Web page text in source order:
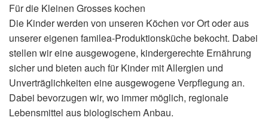
Für die Kleinen Grosses kochen
Die Kinder werden von unseren Köchen vor Ort oder aus
unserer eigenen familea-Produktionsküche bekocht. Dabei
stellen wir eine ausgewogene, kindergerechte Ernährung
sicher und bieten auch für Kinder mit Allergien und
Unverträglichkeiten eine ausgewogene Verpflegung an.
Dabei bevorzugen wir, wo immer möglich, regionale
Lebensmittel aus biologischem Anbau.